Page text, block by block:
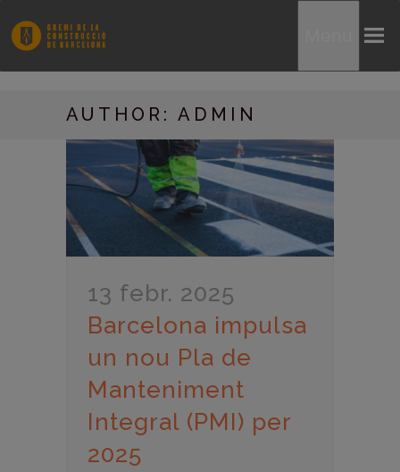
AUTHOR: ADMIN
13 febr. 2025
Barcelona impulsa
un nou Pla de
Manteniment
Integral (PMI) per
2025